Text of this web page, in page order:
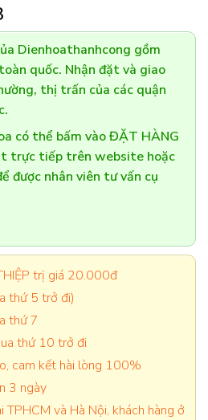
Dienhoathanhcong gồm
quốc. Nhận đặt và giao
thị trấn của các quận
có thể bấm vào ĐẶT HÀNG
trực tiếp trên website hoặc
được nhân viên tư vấn cụ
trị giá 20.000đ
thứ 5 trở đi)
thứ 7
thứ 10 trở đi
cam kết hài lòng 100%
3 ngày
và Hà Nội, khách hàng ở